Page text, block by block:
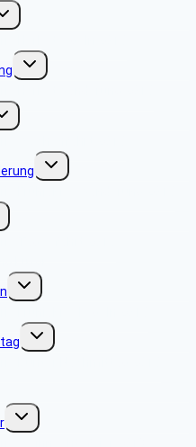
Untermenü
umschalten
Untermenü
umschalten
Untermenü
umschalten
Untermenü
umschalten
Untermenü
umschalten